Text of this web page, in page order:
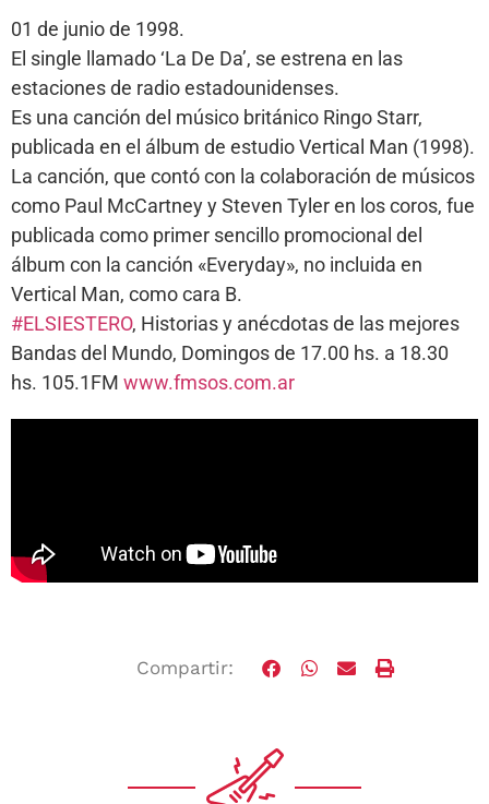
01 de junio de 1998.
El single llamado ‘La De Da’, se estrena en las
estaciones de radio estadounidenses.
Es una canción del músico británico Ringo Starr,
publicada en el álbum de estudio Vertical Man (1998).
La canción, que contó con la colaboración de músicos
como Paul McCartney y Steven Tyler en los coros, fue
publicada como primer sencillo promocional del
álbum con la canción «Everyday», no incluida en
Vertical Man, como cara B.
#ELSIESTERO, Historias y anécdotas de las mejores
Bandas del Mundo, Domingos de 17.00 hs. a 18.30
hs. 105.1FM www.fmsos.com.ar
Compartir: